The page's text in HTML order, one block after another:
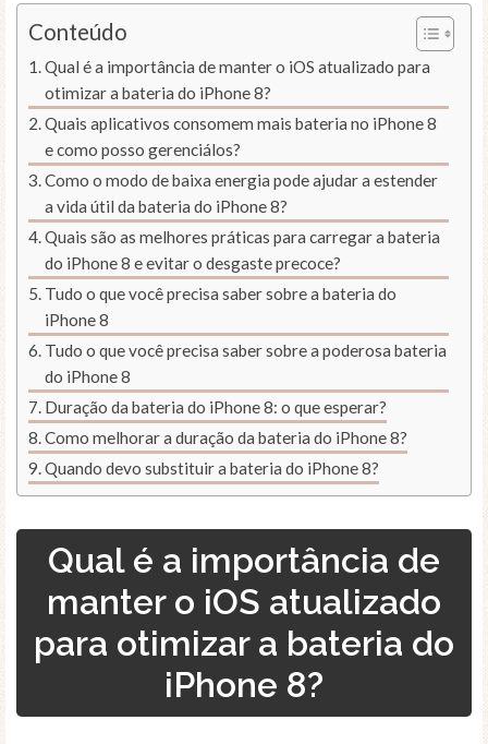
Conteúdo
Qual é a importância de manter o iOS atualizado para
otimizar a bateria do iPhone 8?
Quais aplicativos consomem mais bateria no iPhone 8
e como posso gerenciálos?
Como o modo de baixa energia pode ajudar a estender
a vida útil da bateria do iPhone 8?
Quais são as melhores práticas para carregar a bateria
do iPhone 8 e evitar o desgaste precoce?
Tudo o que você precisa saber sobre a bateria do
iPhone 8
Tudo o que você precisa saber sobre a poderosa bateria
do iPhone 8
Duração da bateria do iPhone 8: o que esperar?
Como melhorar a duração da bateria do iPhone 8?
Quando devo substituir a bateria do iPhone 8?
Qual é a importância de
manter o iOS atualizado
para otimizar a bateria do
iPhone 8?